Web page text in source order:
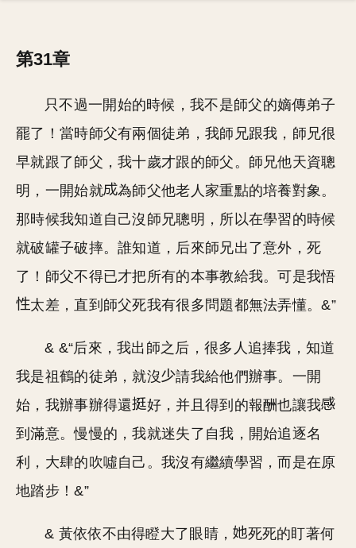
第31章
只不過一開始的時候，我不是師父的嫡傳弟子
罷了！當時師父有兩個徒弟，我師兄跟我，師兄很
早就跟了師父，我十歲才跟的師父。師兄他天資聰
明，一開始就
為師父他老人家重點的培養對象。
那時候我知道自己沒師兄聰明，所以在學習的時候
就破罐子破摔。誰知道，后來師兄出了意外，死
了！師父不得已才把所有的本事教給我。可是我悟
太差，直到師父死我有很多問題都無法弄懂。&”
& &“后來，我出師之后，很多人追捧我，知道
我是祖鶴的徒弟，就沒
請我給他們辦事。一開
始，我辦事辦得還
好，并且得到的報酬也讓我
到滿意。慢慢的，我就迷失了自我，開始追逐名
利，大肆的吹噓自己。我沒有繼續學習，而是在原
地踏步！&”
& 黃依依不由得瞪大了眼睛，
死死的盯著何